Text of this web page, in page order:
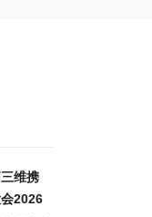
维携
2026